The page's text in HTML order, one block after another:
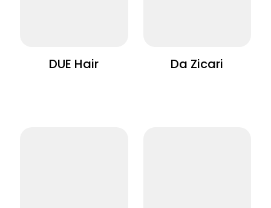
DUÉ Hair Da Zicari